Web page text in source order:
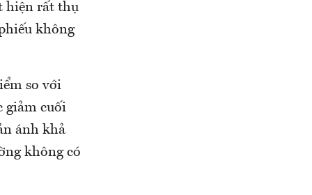
hiện rất thụ
không
so với
giảm cuối
ánh khả
không có